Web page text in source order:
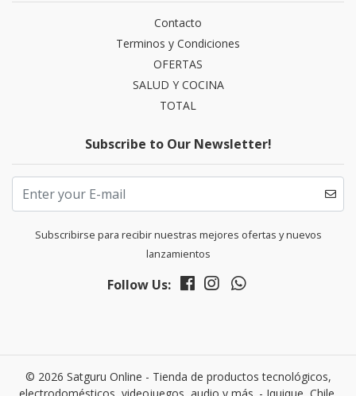
Contacto
Terminos y Condiciones
OFERTAS
SALUD Y COCINA
TOTAL
Subscribe to Our Newsletter!
Subscribirse para recibir nuestras mejores ofertas y nuevos
lanzamientos
Follow Us:
© 2026 Satguru Online - Tienda de productos tecnológicos,